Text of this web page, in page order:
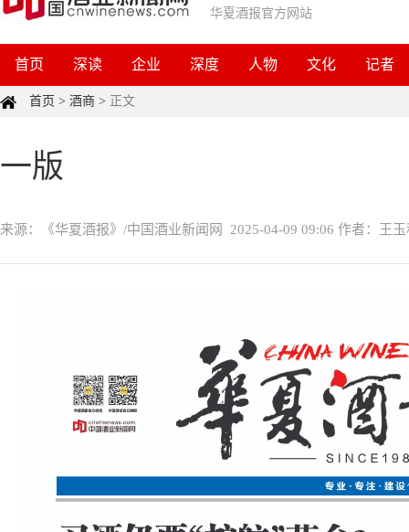
华夏酒报官方网站
首页 深读 企业 深度 人物 文化 记者
首页 > 酒商 > 正文
一版
来源：《华夏酒报》/中国酒业新闻网 2025-04-09 09:06 作者：王玉